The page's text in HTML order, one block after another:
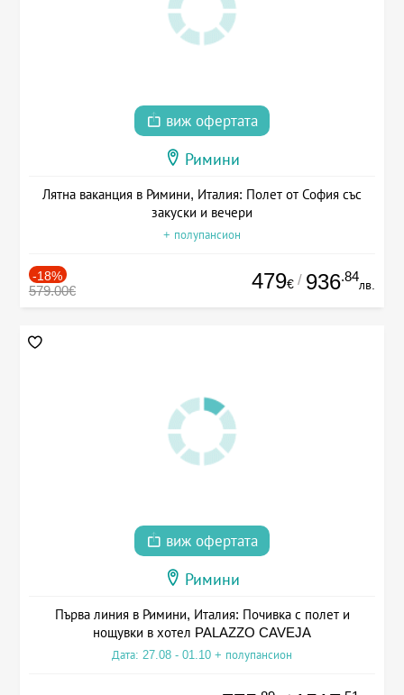
виж офертата
Римини
Лятна ваканция в Римини, Италия: Полет от София със
закуски и вечери
+ полупансион
-18%
579.00€ 479€ / 936.84
лв.
виж офертата
Римини
Първа линия в Римини, Италия: Почивка с полет и
нощувки в хотел PALAZZO CAVEJA
Дата: 27.08 - 01.10 + полупансион